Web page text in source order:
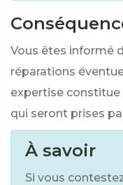
Vous êtes informé
réparations
expertise constitue
qui seront prises
À savoir
Si vous